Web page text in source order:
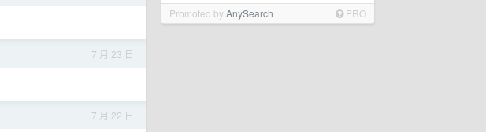
Promoted byAnySearch PRO
7 月 23 日
7 月 22 日